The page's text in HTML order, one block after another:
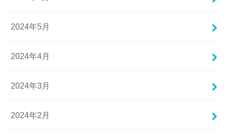
2024年5月
2024年4月
2024年3月
2024年2月